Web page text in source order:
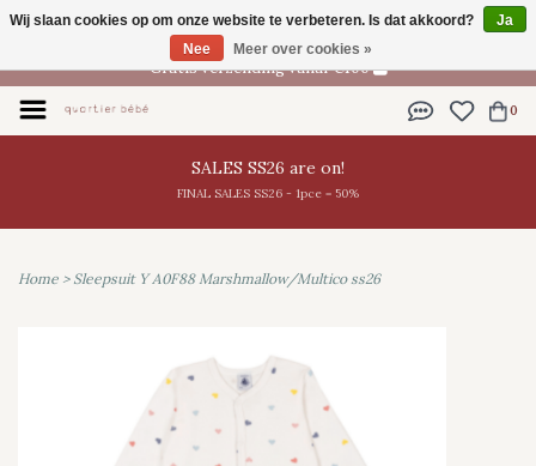
NL
Gratis verzending vanaf €100
0
SALES SS26 are on!
FINAL SALES SS26 - 1pce = 50%
Home > Sleepsuit Y A0F88 Marshmallow/Multico ss26
Wij slaan cookies op om onze website te verbeteren. Is dat akkoord?
Ja
Nee
Meer over cookies »